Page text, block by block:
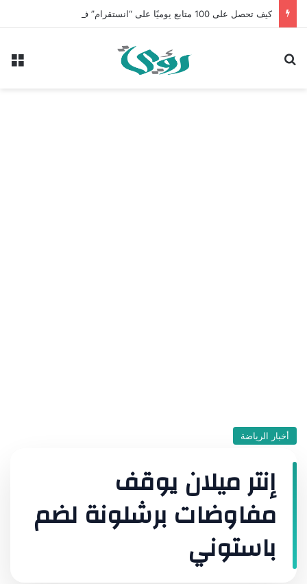
أخبار الرياضة
إنتر ميلان يوقف
مفاوضات برشلونة لضم
باستوني